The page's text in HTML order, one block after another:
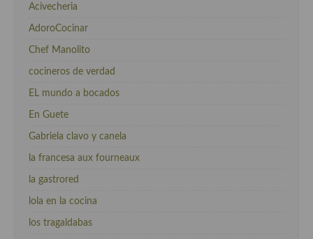
Acivecheria
AdoroCocinar
Chef Manolito
cocineros de verdad
EL mundo a bocados
En Guete
Gabriela clavo y canela
la francesa aux fourneaux
la gastrored
lola en la cocina
los tragaldabas